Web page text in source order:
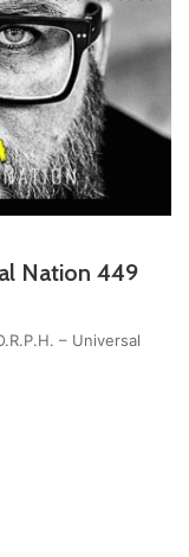
Nation 449
– Universal